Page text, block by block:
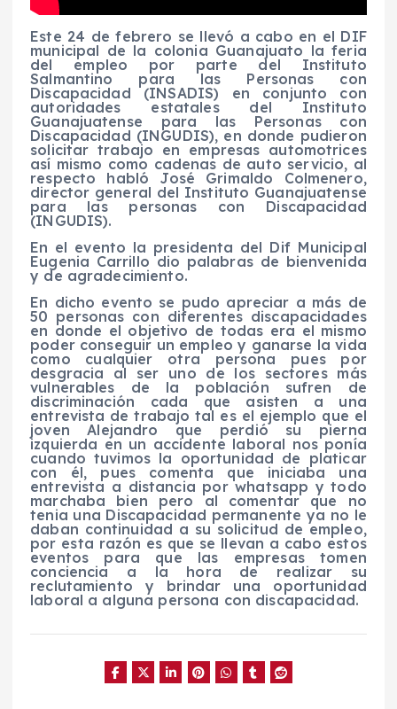
Este 24 de febrero se llevó a cabo en el DIF
municipal de la colonia Guanajuato la feria
del empleo por parte del Instituto
Salmantino para las Personas con
Discapacidad (INSADIS) en conjunto con
autoridades estatales del Instituto
Guanajuatense para las Personas con
Discapacidad (INGUDIS), en donde pudieron
solicitar trabajo en empresas automotrices
así mismo como cadenas de auto servicio, al
respecto habló José Grimaldo Colmenero,
director general del Instituto Guanajuatense
para las personas con Discapacidad
(INGUDIS).
En el evento la presidenta del Dif Municipal
Eugenia Carrillo dio palabras de bienvenida
y de agradecimiento.
En dicho evento se pudo apreciar a más de
50 personas con diferentes discapacidades
en donde el objetivo de todas era el mismo
poder conseguir un empleo y ganarse la vida
como cualquier otra persona pues por
desgracia al ser uno de los sectores más
vulnerables de la población sufren de
discriminación cada que asisten a una
entrevista de trabajo tal es el ejemplo que el
joven Alejandro que perdió su pierna
izquierda en un accidente laboral nos ponía
cuando tuvimos la oportunidad de platicar
con él, pues comenta que iniciaba una
entrevista a distancia por whatsapp y todo
marchaba bien pero al comentar que no
tenia una Discapacidad permanente ya no le
daban continuidad a su solicitud de empleo,
por esta razón es que se llevan a cabo estos
eventos para que las empresas tomen
conciencia a la hora de realizar su
reclutamiento y brindar una oportunidad
laboral a alguna persona con discapacidad.